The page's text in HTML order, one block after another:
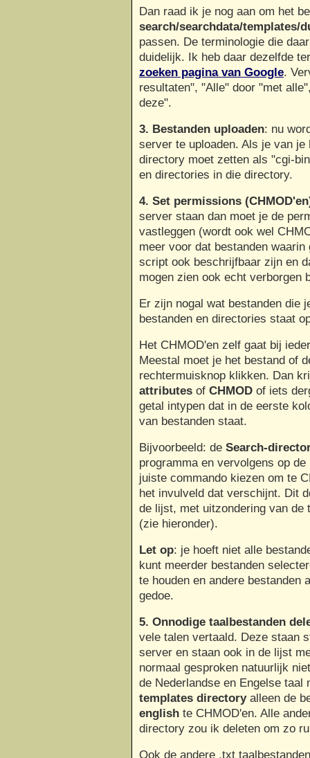
Dan raad ik je nog aan om het
search/searchdata/templates/
passen. De terminologie die
duidelijk. Ik heb daar dezelfde
zoeken pagina van Google.
resultaten", "Alle" door "met
deze".
3. Bestanden uploaden: nu
server te uploaden. Als je van
directory moet zetten als "cgi-
en directories in die directory.
4. Set permissions
server staan dan moet je de
vastleggen (wordt ook wel
meer voor dat bestanden
script ook beschrijfbaar zijn en
mogen zien ook echt verborgen
Er zijn nogal wat bestanden die
bestanden en directories staat
Het CHMOD'en zelf gaat bij
Meestal moet je het bestand of
rechtermuisknop klikken. Dan
attributes of CHMOD of iets
getal intypen dat in de eerste
van bestanden staat.
Bijvoorbeeld: de Search-
programma en vervolgens op
juiste commando kiezen om te
het invulveld dat verschijnt. Dit
de lijst, met uitzondering van de
(zie hieronder).
Let op: je hoeft niet alle
kunt meerder bestanden
te houden en andere bestanden
gedoe.
5. Onnodige taalbestanden
vele talen vertaald. Deze staan
server en staan ook in de lijst
normaal gesproken natuurlijk
de Nederlandse en Engelse
templates directoryalleen de
english te CHMOD'en. Alle
directory zou ik deleten om zo
Ook de andere .txt